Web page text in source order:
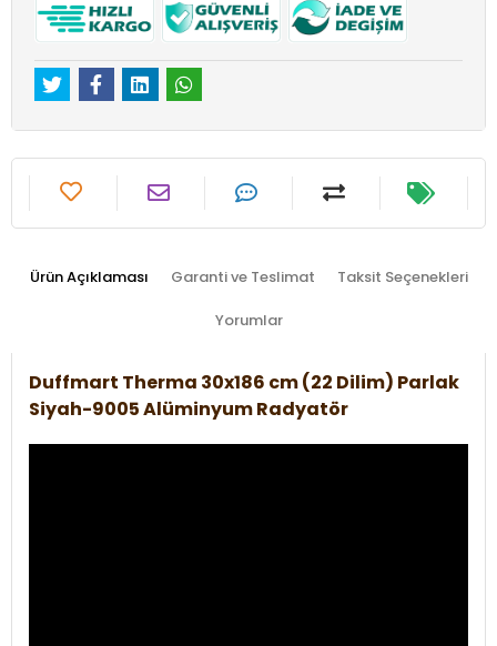
Ürün Açıklaması Garanti ve Teslimat Taksit Seçenekleri
Yorumlar
Duffmart Therma 30x186 cm (22 Dilim) Parlak
Siyah-9005 Alüminyum Radyatör